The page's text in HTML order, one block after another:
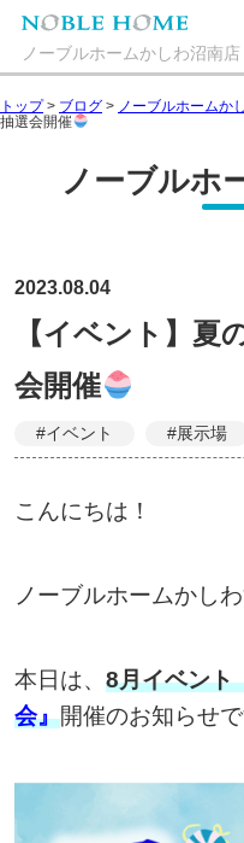
ノーブルホームかしわ沼南店
トップ> ブログ > ノーブルホームか
抽選会開催
ノーブルホ
2023.08.04
【イベント】夏
会開催
#イベント #展示場
こんにちは！
ノーブルホームかし
本日は、 8月イベント
会』開催のお知らせ